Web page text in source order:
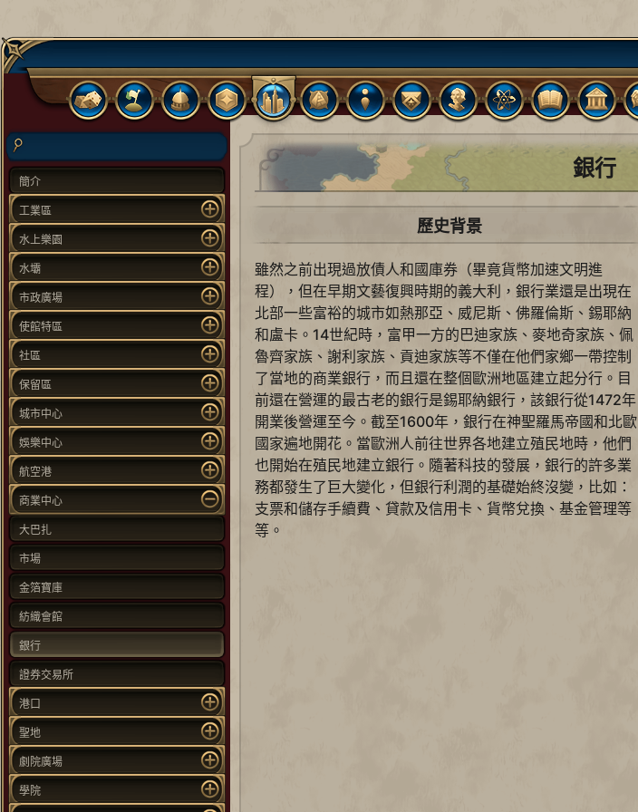
簡介
工業區
水上樂園
水壩
市政廣場
使館特區
社區
保留區
城市中心
娛樂中心
航空港
商業中心
大巴扎
市場
金箔寶庫
紡織會館
銀行
證券交易所
港口
聖地
劇院廣場
學院
銀行
歷史背景
雖然之前出現過放債人和國庫券（畢竟貨幣加速文明進
程），但在早期文藝復興時期的義大利，銀行業還是出現在
北部一些富裕的城市如熱那亞、威尼斯、佛羅倫斯、錫耶納
和盧卡。14世紀時，富甲一方的巴迪家族、麥地奇家族、佩
魯齊家族、謝利家族、貢迪家族等不僅在他們家鄉一帶控制
了當地的商業銀行，而且還在整個歐洲地區建立起分行。目
前還在營運的最古老的銀行是錫耶納銀行，該銀行從1472年
開業後營運至今。截至1600年，銀行在神聖羅馬帝國和北歐
國家遍地開花。當歐洲人前往世界各地建立殖民地時，他們
也開始在殖民地建立銀行。隨著科技的發展，銀行的許多業
務都發生了巨大變化，但銀行利潤的基礎始終沒變，比如：
支票和儲存手續費、貸款及信用卡、貨幣兌換、基金管理等
等。